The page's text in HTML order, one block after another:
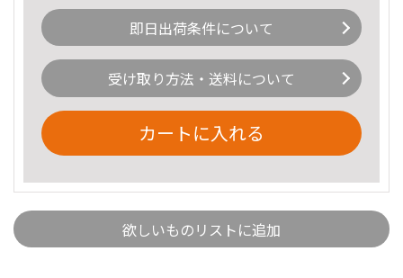
即日出荷条件について
受け取り方法・送料について
カートに入れる
欲しいものリストに追加